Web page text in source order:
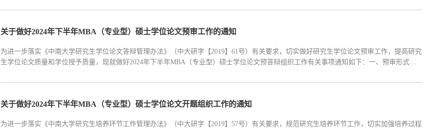
日前②申请方式：研究生填写《中...
关于做好2024年下半年MBA（专业型）硕士学位论文预审工作的通知
为进一步落实《中南大学研究生学位论文答辩管理办法》（中大研字【2019】61号）有关要求，切实做好研究生学位论文预审工作，提高研究
生学位论文质量和学位授予质量，现就做好2024年下半年MBA（专业型）硕士学位论文预答辩组织工作有关事项通知如下：一、预审形式与
预答辩申请①申请时间：2024年...
关于做好2024年下半年MBA（专业型）硕士学位论文开题组织工作的通知
为进一步落实《中南大学研究生培养环节工作管理办法》（中大研字【2019】57号）有关要求，规范研究生培养环节工作，切实加强培养过程